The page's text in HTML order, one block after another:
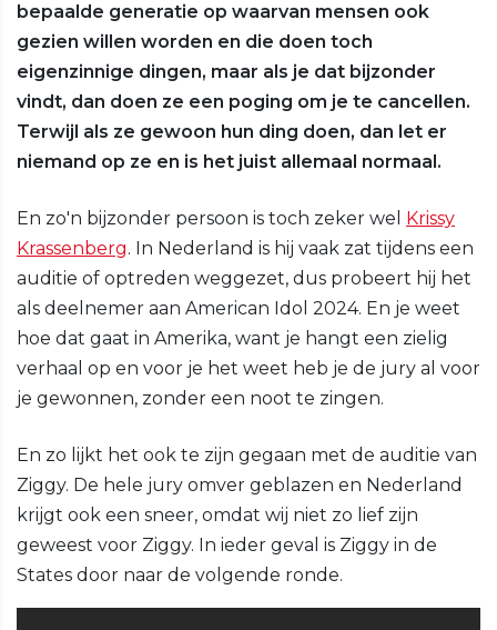
bepaalde generatie op waarvan mensen ook
gezien willen worden en die doen toch
eigenzinnige dingen, maar als je dat bijzonder
vindt, dan doen ze een poging om je te cancellen.
Terwijl als ze gewoon hun ding doen, dan let er
niemand op ze en is het juist allemaal normaal.
En zo'n bijzonder persoon is toch zeker wel Krissy
Krassenberg. In Nederland is hij vaak zat tijdens een
auditie of optreden weggezet, dus probeert hij het
als deelnemer aan American Idol 2024. En je weet
hoe dat gaat in Amerika, want je hangt een zielig
verhaal op en voor je het weet heb je de jury al voor
je gewonnen, zonder een noot te zingen.
En zo lijkt het ook te zijn gegaan met de auditie van
Ziggy. De hele jury omver geblazen en Nederland
krijgt ook een sneer, omdat wij niet zo lief zijn
geweest voor Ziggy. In ieder geval is Ziggy in de
States door naar de volgende ronde.